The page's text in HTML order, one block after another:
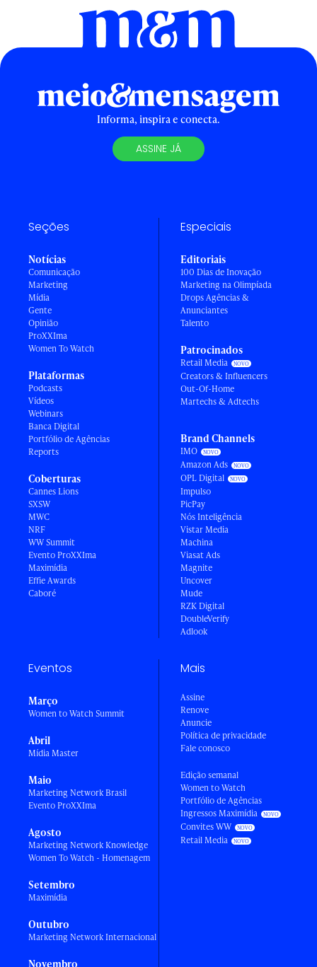
Informa, inspira e conecta.
ASSINE JÁ
Seções
Notícias
Comunicação
Marketing
Mídia
Gente
Opinião
ProXXIma
Women To Watch
Plataformas
Podcasts
Vídeos
Webinars
Banca Digital
Portfólio de Agências
Reports
Coberturas
Cannes Lions
SXSW
MWC
NRF
WW Summit
Evento ProXXIma
Maximídia
Effie Awards
Caboré
Especiais
Editoriais
100 Dias de Inovação
Marketing na Olimpíada
Drops Agências &
Anunciantes
Talento
Patrocinados
Retail Media
Creators & Influencers
Out-Of-Home
Martechs & Adtechs
Brand Channels
IMO
Amazon Ads
OPL Digital
Impulso
PicPay
Nós Inteligência
Vistar Media
Machina
Viasat Ads
Magnite
Uncover
Mude
RZK Digital
DoubleVerify
Adlook
Eventos
Março
Women to Watch Summit
Abril
Mídia Master
Maio
Marketing Network Brasil
Evento ProXXIma
Agosto
Marketing Network Knowledge
Women To Watch - Homenagem
Setembro
Maximídia
Outubro
Marketing Network Internacional
Novembro
Mais
Assine
Renove
Anuncie
Política de privacidade
Fale conosco
Edição semanal
Women to Watch
Portfólio de Agências
Ingressos Maximídia
Convites WW
Retail Media